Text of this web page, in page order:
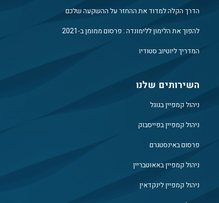
הדרך הקלה למדוד את ההחזר על ההשקעה שלכם
להפוך את הלימון ללימונדה : פרסום ממומן ב-2021
המדריך ליוטיוב סטודיו
השירותים שלנו
ניהול קמפיין בגוגל
ניהול קמפיין בפייסבוק
פרסום באינסטגרם
ניהול קמפיין באאוטבריין
ניהול קמפיין לינקדאין